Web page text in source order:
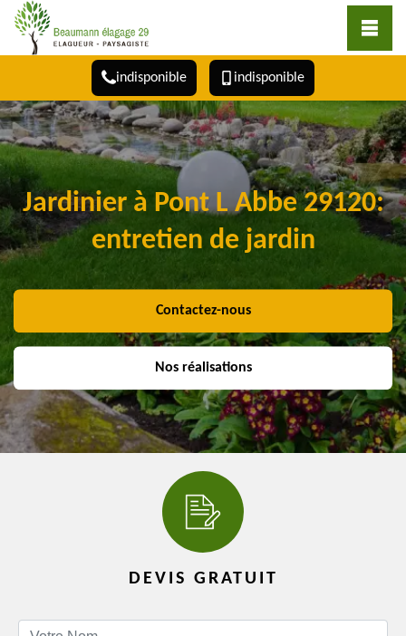
indisponible indisponible
Jardinier à Pont L Abbe 29120:
entretien de jardin
Contactez-nous
Nos réalisations
DEVIS GRATUIT